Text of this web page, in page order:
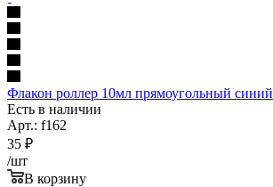
Флакон роллер 10мл прямоугольный синий
Есть в наличии
Арт.: f162
35 ₽
/шт
В корзину